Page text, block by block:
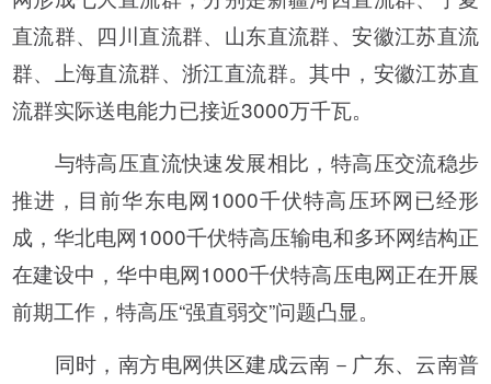
直流群、四川直流群、山东直流群、安徽江苏直流
群、上海直流群、浙江直流群。其中，安徽江苏直
流群实际送电能力已接近3000万千瓦。
与特高压直流快速发展相比，特高压交流稳步
推进，目前华东电网1000千伏特高压环网已经形
成，华北电网1000千伏特高压输电和多环网结构正
在建设中，华中电网1000千伏特高压电网正在开展
前期工作，特高压“强直弱交”问题凸显。
同时，南方电网供区建成云南－广东、云南普